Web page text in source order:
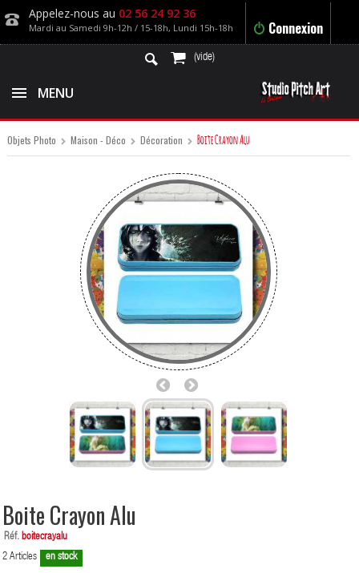
Connexion
Appelez-nous au 02 56 24 92 36
Mardi au Samedi 9h-12h / 15-18h, Lundi 15h-18h
(vide)
MENU
Objets Photo Maison - Déco Décoration Boite Crayon Alu
Boite Crayon Alu
Réf. boitecrayalu
2 Articles en stock